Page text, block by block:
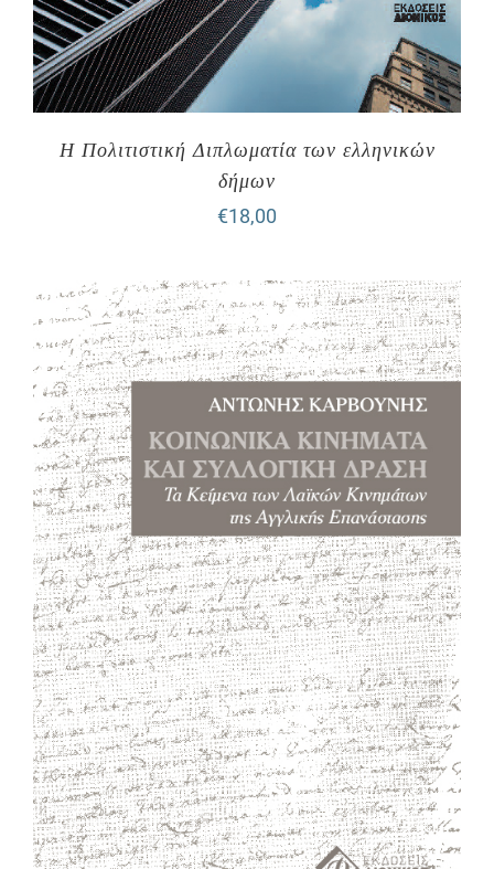
Η Πολιτιστική Διπλωματία των ελληνικών
δήμων
€18,00